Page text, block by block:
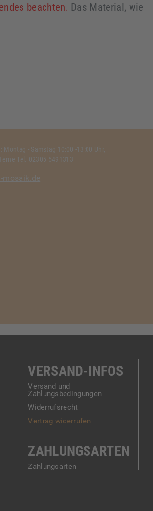
beachten. Das Material, wie
- Samstag 10:00 -13:00 Uhr,
Tel. 02305 5491313
mosaik.de
VERSAND-INFOS
Versand und
Zahlungsbedingungen
Widerrufsrecht
Vertrag widerrufen
ZAHLUNGSARTEN
Zahlungsarten